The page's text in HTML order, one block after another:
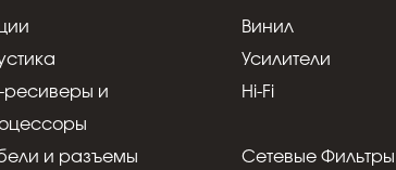
Винил
Усилители
ресиверы и
Hi-Fi
и разъемы Сетевые Фильтры